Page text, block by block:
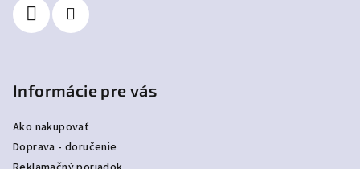
Informácie pre vás
Ako nakupovať
Doprava - doručenie